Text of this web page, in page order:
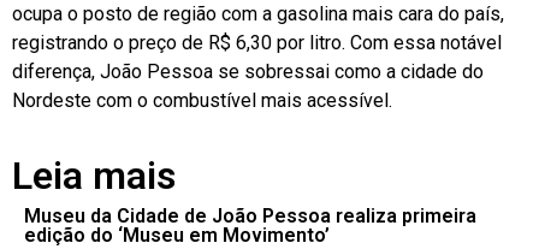
ocupa o posto de região com a gasolina mais cara do país,
registrando o preço de R$ 6,30 por litro. Com essa notável
diferença, João Pessoa se sobressai como a cidade do
Nordeste com o combustível mais acessível.
Leia mais
Museu da Cidade de João Pessoa realiza primeira
edição do ‘Museu em Movimento’